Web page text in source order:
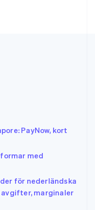
PayNow, kort
med
för nederländska
marginaler